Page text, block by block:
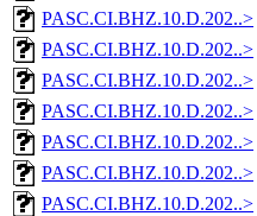
PASC.CI.BHZ.10.D.202..>
PASC.CI.BHZ.10.D.202..>
PASC.CI.BHZ.10.D.202..>
PASC.CI.BHZ.10.D.202..>
PASC.CI.BHZ.10.D.202..>
PASC.CI.BHZ.10.D.202..>
PASC.CI.BHZ.10.D.202..>